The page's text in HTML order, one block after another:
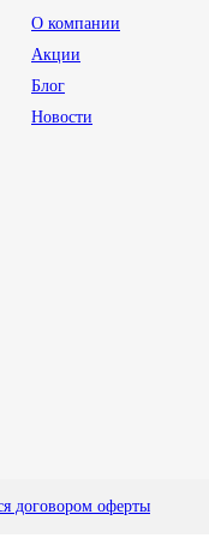
О компании
Акции
Блог
Новости
договором оферты